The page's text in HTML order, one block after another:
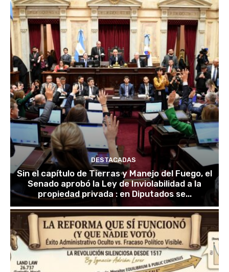
DESTACADAS
Sin el capítulo de Tierras y Manejo del Fuego, el
Senado aprobó la Ley de Inviolabilidad a la
propiedad privada : en Diputados se...